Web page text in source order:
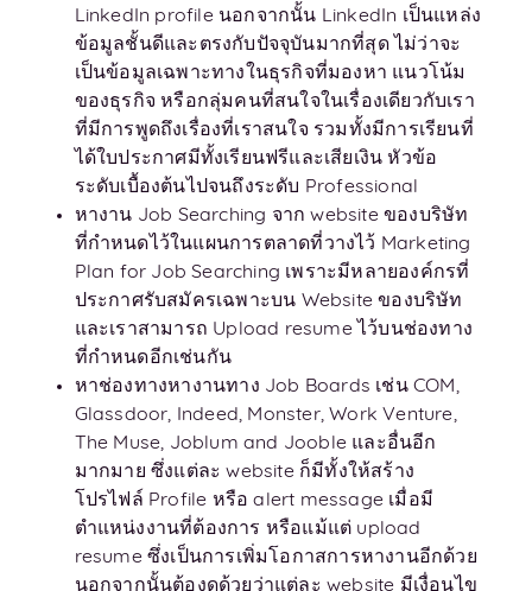
LinkedIn profile นอกจากนั้น LinkedIn เป็นแหล่ง
ข้อมูลชั้นดีและตรงกับปัจจุบันมากที่สุด ไม่ว่าจะ
เป็นข้อมูลเฉพาะทางในธุรกิจที่มองหา แนวโน้ม
ของธุรกิจ หรือกลุ่มคนที่สนใจในเรื่องเดียวกับเรา
ที่มีการพูดถึงเรื่องที่เราสนใจ รวมทั้งมีการเรียนที่
ได้ใบประกาศมีทั้งเรียนฟรีและเสียเงิน หัวข้อ
ระดับเบื้องต้นไปจนถึงระดับ Professional
หางาน Job Searching จาก website ของบริษัท
ที่กำหนดไว้ในแผนการตลาดที่วางไว้ Marketing
Plan for Job Searching เพราะมีหลายองค์กรที่
ประกาศรับสมัครเฉพาะบน Website ของบริษัท
และเราสามารถ Upload resume ไว้บนช่องทาง
ที่กำหนดอีกเช่นกัน
หาช่องทางหางานทาง Job Boards เช่น COM,
Glassdoor, Indeed, Monster, Work Venture,
The Muse, Joblum and Jooble และอื่นอีก
มากมาย ซึ่งแต่ละ website ก็มีทั้งให้สร้าง
โปรไฟล์ Profile หรือ alert message เมื่อมี
ตำแหน่งงานที่ต้องการ หรือแม้แต่ upload
resume ซึ่งเป็นการเพิ่มโอกาสการหางานอีกด้วย
นอกจากนั้นต้องดูด้วยว่าแต่ละ website มีเงื่อนไข